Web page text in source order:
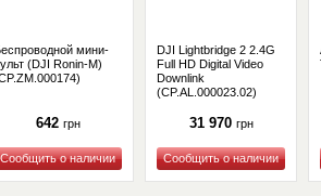
мини-
(DJI Ronin-M)
642 грн
Купить
DJI Lightbridge 2 2.4G
Full HD Digital Video
Downlink
(CP.AL.000023.02)
31 970 грн
Купить